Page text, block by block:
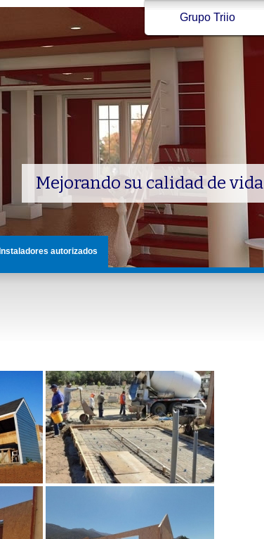
Grupo Triio
Mejorando su calidad de vida
Instaladores autorizados